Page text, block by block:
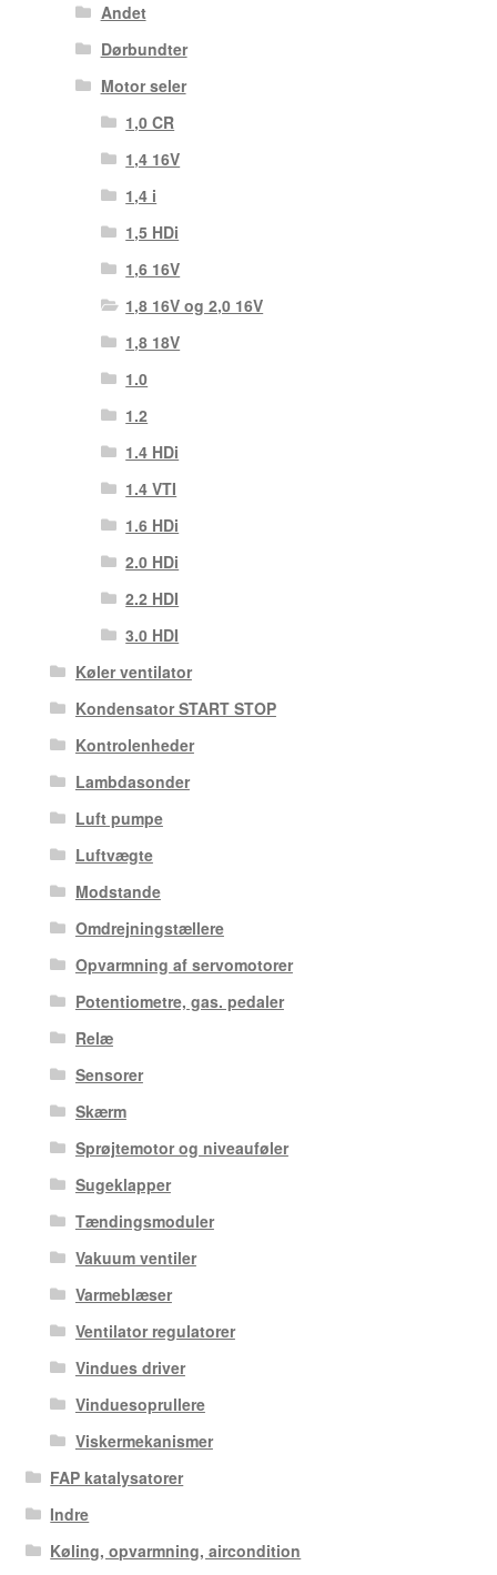
Andet
Dørbundter
Motor seler
1,0 CR
1,4 16V
1,4 i
1,5 HDi
1,6 16V
1,8 16V og 2,0 16V
1,8 18V
1.0
1.2
1.4 HDi
1.4 VTI
1.6 HDi
2.0 HDi
2.2 HDI
3.0 HDI
Køler ventilator
Kondensator START STOP
Kontrolenheder
Lambdasonder
Luft pumpe
Luftvægte
Modstande
Omdrejningstællere
Opvarmning af servomotorer
Potentiometre, gas. pedaler
Relæ
Sensorer
Skærm
Sprøjtemotor og niveauføler
Sugeklapper
Tændingsmoduler
Vakuum ventiler
Varmeblæser
Ventilator regulatorer
Vindues driver
Vinduesoprullere
Viskermekanismer
FAP katalysatorer
Indre
Køling, opvarmning, aircondition